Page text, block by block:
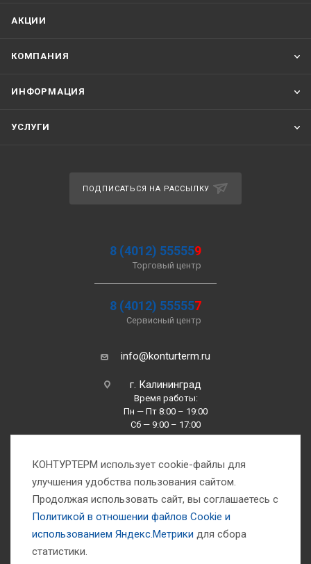
АКЦИИ
КОМПАНИЯ
ИНФОРМАЦИЯ
УСЛУГИ
ПОДПИСАТЬСЯ НА РАССЫЛКУ
8 (4012) 555559
Торговый центр
8 (4012) 555557
Сервисный центр
info@konturterm.ru
г. Калининград
Время работы:
Пн — Пт 8:00 – 19:00
Сб — 9:00 – 17:00
Вс —10:00 – 16:00
1993-2026 © Компания «Контуртерм» — инженерно-торговый центр
КОНТУРТЕРМ использует cookie-файлы для
улучшения удобства пользования сайтом.
Продолжая использовать сайт, вы соглашаетесь с
Политикой в отношении файлов Сookie и
использованием Яндекс.Метрики для сбора
статистики.